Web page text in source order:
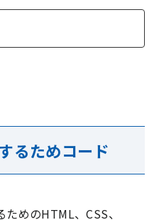
るためコード
めのHTML、CSS、